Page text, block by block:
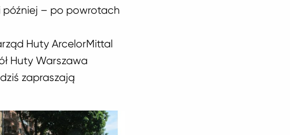
później – po powrotach
Huty ArcelorMittal
Huty Warszawa
zapraszają